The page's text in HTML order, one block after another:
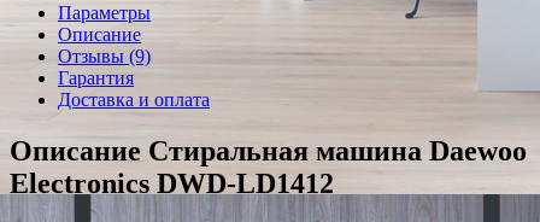
Параметры
Описание
Отзывы (9)
Гарантия
Доставка и оплата
Описание Стиральная машина Daewoo
Electronics DWD-LD1412